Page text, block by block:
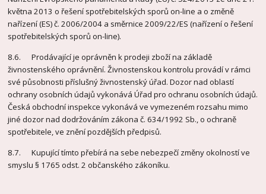
května 2013 o řešení spotřebitelských sporů on-line a o změně
nařízení (ES) č. 2006/2004 a směrnice 2009/22/ES (nařízení o řešení
spotřebitelských sporů on-line).
8.6. Prodávající je oprávněn k prodeji zboží na základě
živnostenského oprávnění. Živnostenskou kontrolu provádí v rámci
své působnosti příslušný živnostenský úřad. Dozor nad oblastí
ochrany osobních údajů vykonává Úřad pro ochranu osobních údajů.
Česká obchodní inspekce vykonává ve vymezeném rozsahu mimo
jiné dozor nad dodržováním zákona č. 634/1992 Sb., o ochraně
spotřebitele, ve znění pozdějších předpisů.
8.7. Kupující tímto přebírá na sebe nebezpečí změny okolností ve
smyslu § 1765 odst. 2 občanského zákoníku.